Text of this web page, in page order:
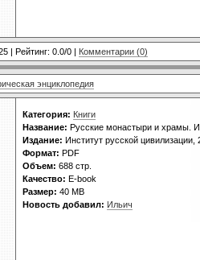
| Рейтинг: 0.0/0 | Комментарии (0)
энциклопедия
Категория: Книги
Название: Русские монастыри и храмы.
Издание: Институт русской цивилизации,
Формат: PDF
Объем: 688 стр.
Качество: E-book
Размер: 40 МВ
Новость добавил: Ильич